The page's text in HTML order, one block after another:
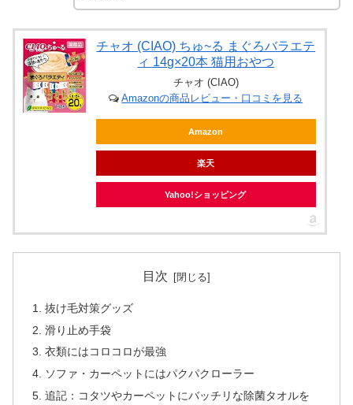
チャオ (CIAO) ちゅ~る まぐろバラエテ
ィ 14g×20本 猫用おやつ
チャオ (CIAO)
Amazonの商品レビュー・口コミを見る
Amazon
楽天
Yahoo!ショッピング
目次
抜け毛対策グッズ
滑り止め手袋
衣類にはコロコロが最強
ソファ・カーペットにはパクパクローラー
追記：コタツやカーペットにバッチリな除菌タオルを